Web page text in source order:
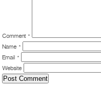
Comment *
Name *
Email *
Website